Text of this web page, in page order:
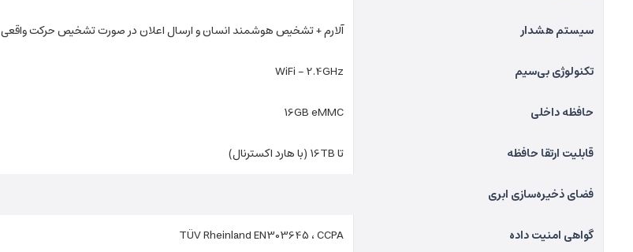
سیستم هشدار آلارم + تشخیص هوشمند انسان و ارسال اعلان در صورت تشخیص حرکت واقعی
تکنولوژی بی‌سیم WiFi – 2.4GHz
حافظه داخلی 16GB eMMC
قابلیت ارتقا حافظه تا 16TB (با هارد اکسترنال)
فضای ذخیره‌سازی ابری
گواهی امنیت داده TÜV Rheinland EN303645 ، CCPA